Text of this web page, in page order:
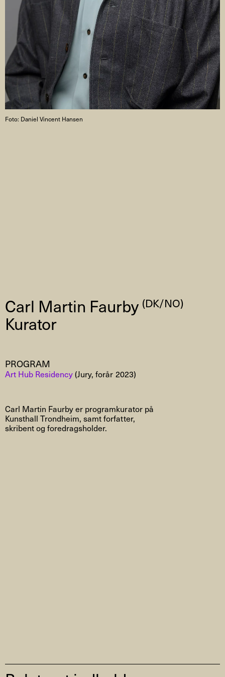
Carl Martin Faurby (DK/NO)
Kurator
PROGRAM
Art Hub Residency(Jury, forår 2023)
Carl Martin Faurby er programkurator på
Kunsthall Trondheim, samt forfatter,
skribent og foredragsholder.
Foto: Daniel Vincent Hansen